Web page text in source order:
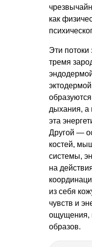
как
Эти потоки
тремя
дыхания, а
эта
Другой —
костей,
системы,
на
из себя
чувств и
ощущения,
образов.